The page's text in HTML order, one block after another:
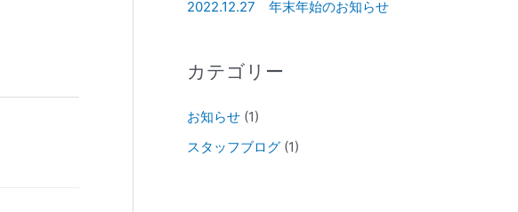
2022.12.27 年末年始のお知らせ
カテゴリー
お知らせ (1)
スタッフブログ (1)